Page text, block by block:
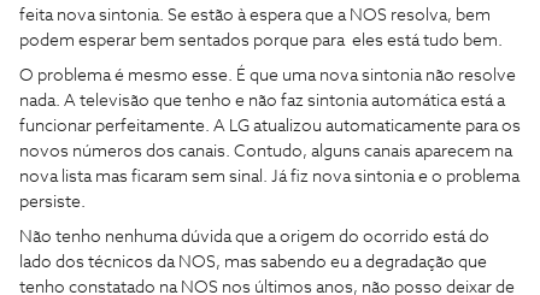
feita nova sintonia. Se estão à espera que a NOS resolva, bem
podem esperar bem sentados porque para eles está tudo bem.
O problema é mesmo esse. É que uma nova sintonia não resolve
nada. A televisão que tenho e não faz sintonia automática está a
funcionar perfeitamente. A LG atualizou automaticamente para os
novos números dos canais. Contudo, alguns canais aparecem na
nova lista mas ficaram sem sinal. Já fiz nova sintonia e o problema
persiste.
Não tenho nenhuma dúvida que a origem do ocorrido está do
lado dos técnicos da NOS, mas sabendo eu a degradação que
tenho constatado na NOS nos últimos anos, não posso deixar de